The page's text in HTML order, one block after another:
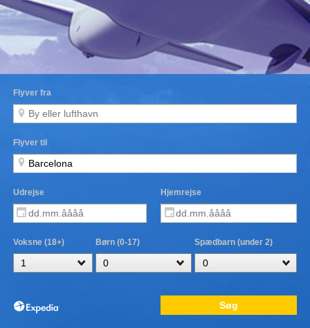
Flyver fra
Flyver til
Udrejse Hjemrejse
Voksne (18+) Børn (0-17) Spædbarn (under 2)
Søg